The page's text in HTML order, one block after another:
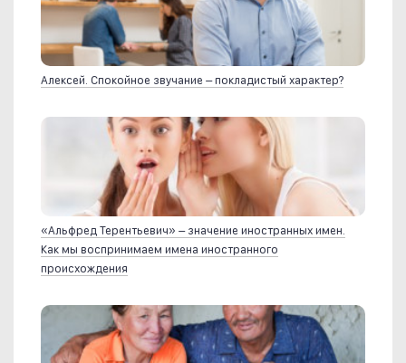
Алексей. Спокойное звучание – покладистый характер?
«Альфред Терентьевич» – значение иностранных имен.
Как мы воспринимаем имена иностранного
происхождения